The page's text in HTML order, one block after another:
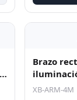
Brazo
XBF4M
XB-ARM-4M